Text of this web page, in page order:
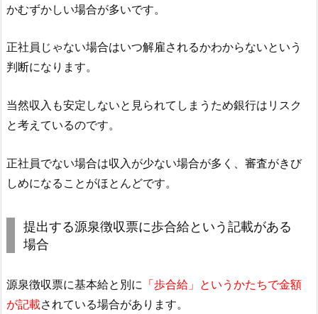
かむずかしい場合が多いです。
正社員じゃない場合はいつ解雇されるかわからないという
判断になります。
当然収入も安定しないと見られてしまうため銀行はリスク
と考えているのです。
正社員でない場合は収入が少ない場合が多く、審査がきび
しめになることがほとんどです。
提出する源泉徴収票に歩合給という記載がある
場合
源泉徴収票に基本給と別に 「歩合給」というかたちで金額
が記載されている場合があります。